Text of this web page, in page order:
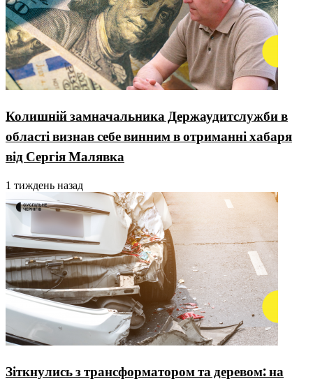
Колишній замначальника Держаудитслужби в
області визнав себе винним в отриманні хабаря
від Сергія Малявка
1 тиждень назад
Зіткнулись з трансформатором та деревом: на